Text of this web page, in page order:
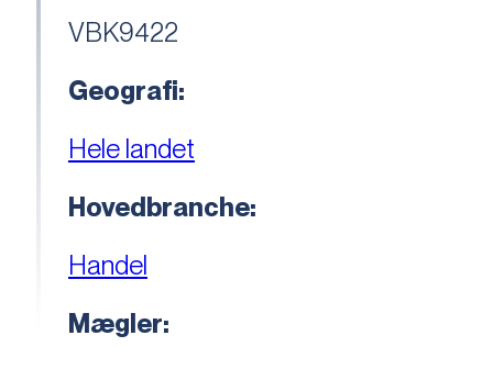
VBK9422
Geografi:
Hele landet
Hovedbranche:
Handel
Mægler: